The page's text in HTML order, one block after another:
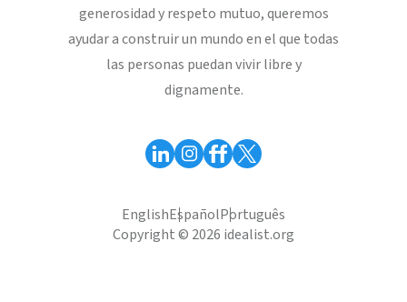
generosidad y respeto mutuo, queremos
ayudar a construir un mundo en el que todas
las personas puedan vivir libre y
dignamente.
EnglishEspañolPortuguês
Copyright © 2026 idealist.org